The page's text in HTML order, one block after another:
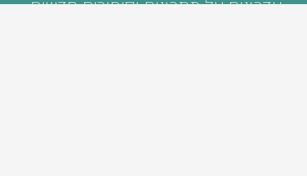
עדכונים על מתכונים וסיפורים חדשים: